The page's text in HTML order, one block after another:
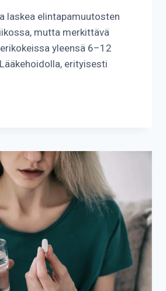
laskea elintapamuutosten
mutta merkittävä
yleensä 6–12
erityisesti